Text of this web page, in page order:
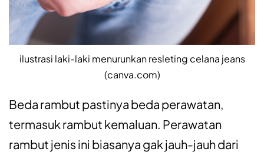
ilustrasi laki-laki menurunkan resleting celana jeans
(canva.com)
Beda rambut pastinya beda perawatan,
termasuk rambut kemaluan. Perawatan
rambut jenis ini biasanya gak jauh-jauh dari